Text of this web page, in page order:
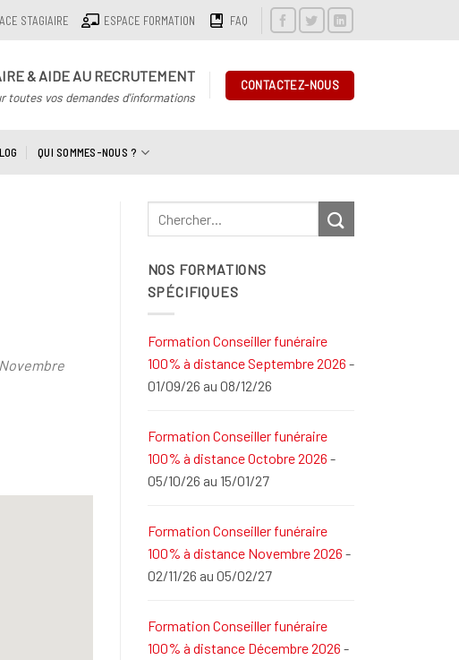
STAGIAIRE ESPACE FORMATION FAQ
& AIDE AU RECRUTEMENT
toutes vos demandes d'informations
CONTACTEZ-NOUS
QUI SOMMES-NOUS ?
NOS FORMATIONS
SPÉCIFIQUES
Formation Conseiller funéraire
100% à distance Septembre 2026 -
01/09/26 au 08/12/26
Formation Conseiller funéraire
100% à distance Octobre 2026 -
05/10/26 au 15/01/27
Formation Conseiller funéraire
100% à distance Novembre 2026 -
02/11/26 au 05/02/27
Formation Conseiller funéraire
100% à distance Décembre 2026 -